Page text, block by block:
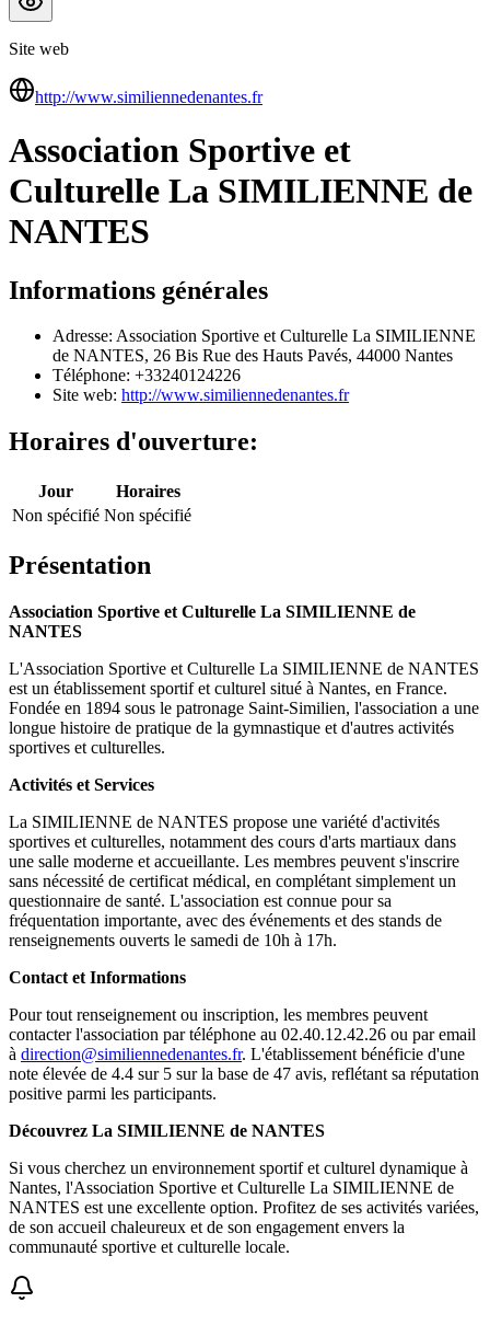
Site web
http://www.similiennedenantes.fr
Association Sportive et
Culturelle La SIMILIENNE de
NANTES
Informations générales
Adresse: Association Sportive et Culturelle La SIMILIENNE
de NANTES, 26 Bis Rue des Hauts Pavés, 44000 Nantes
Téléphone: +33240124226
Site web: http://www.similiennedenantes.fr
Horaires d'ouverture:
Jour
Horaires
Non spécifié Non spécifié
Présentation
Association Sportive et Culturelle La SIMILIENNE de
NANTES
L'Association Sportive et Culturelle La SIMILIENNE de NANTES
est un établissement sportif et culturel situé à Nantes, en France.
Fondée en 1894 sous le patronage Saint-Similien, l'association a une
longue histoire de pratique de la gymnastique et d'autres activités
sportives et culturelles.
Activités et Services
La SIMILIENNE de NANTES propose une variété d'activités
sportives et culturelles, notamment des cours d'arts martiaux dans
une salle moderne et accueillante. Les membres peuvent s'inscrire
sans nécessité de certificat médical, en complétant simplement un
questionnaire de santé. L'association est connue pour sa
fréquentation importante, avec des événements et des stands de
renseignements ouverts le samedi de 10h à 17h.
Contact et Informations
Pour tout renseignement ou inscription, les membres peuvent
contacter l'association par téléphone au 02.40.12.42.26 ou par email
à direction@similiennedenantes.fr. L'établissement bénéficie d'une
note élevée de 4.4 sur 5 sur la base de 47 avis, reflétant sa réputation
positive parmi les participants.
Découvrez La SIMILIENNE de NANTES
Si vous cherchez un environnement sportif et culturel dynamique à
Nantes, l'Association Sportive et Culturelle La SIMILIENNE de
NANTES est une excellente option. Profitez de ses activités variées,
de son accueil chaleureux et de son engagement envers la
communauté sportive et culturelle locale.